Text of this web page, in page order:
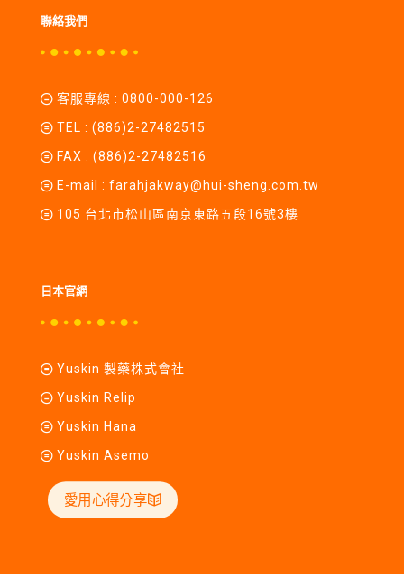
聯絡我們
客服專線 : 0800-000-126
TEL : (886)2-27482515
FAX : (886)2-27482516
E-mail : farahjakway@hui-sheng.com.tw
105 台北市松山區南京東路五段16號3樓
日本官網
Yuskin 製藥株式會社
Yuskin Relip
Yuskin Hana
Yuskin Asemo
愛用心得分享